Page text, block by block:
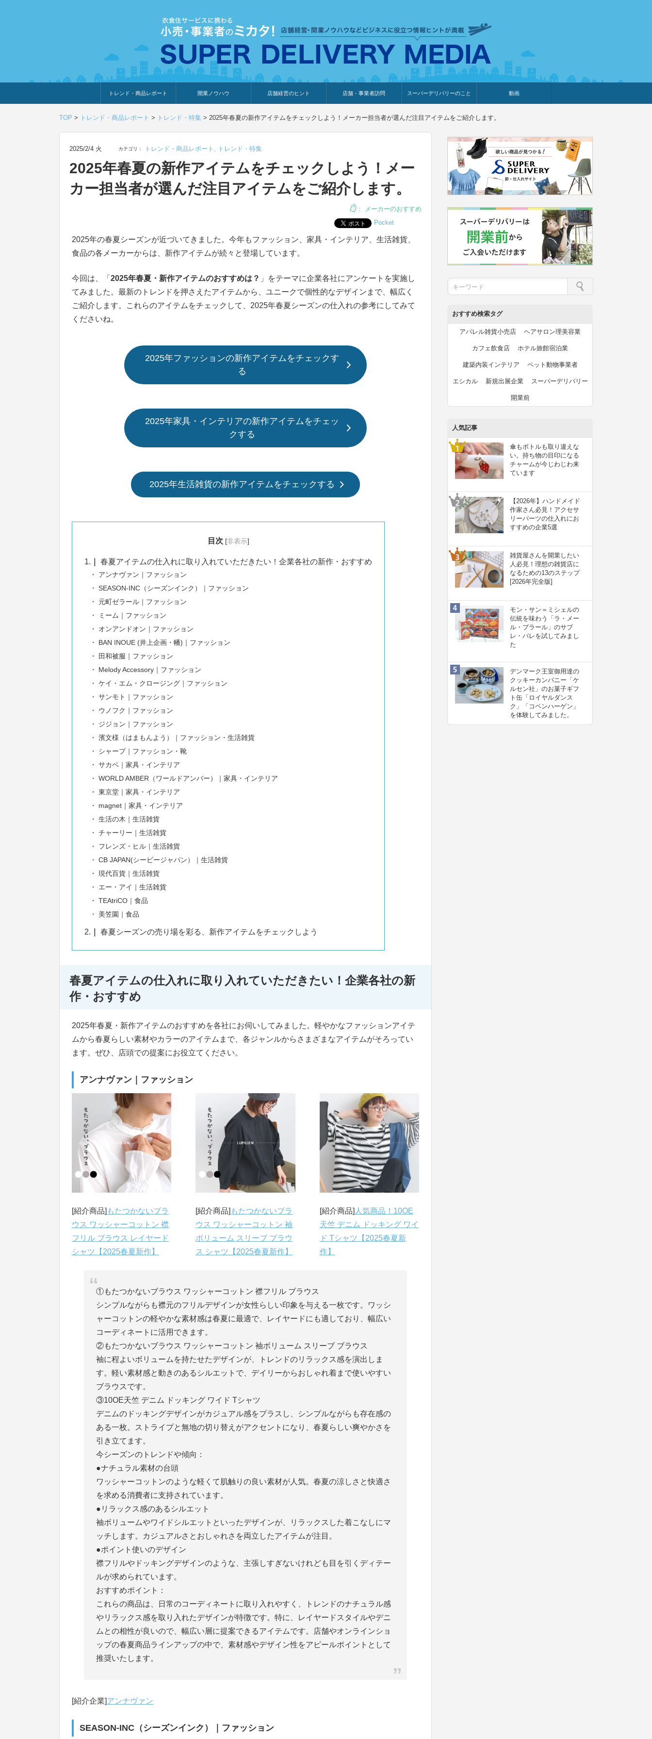
トレンド・商品レポート
トレンド・特集
人気ランキング
出展企業のおすすめ
商品体験・レビュー
暮らしの提案
開業ノウハウ
開業までの道のり
開業知識・情報
店舗経営のヒント
ウェブ集客・販売促進
仕入れ
展示会情報
接客・販売
知識情報
販促カレンダー
集客・販売促進
店舗・事業者訪問
カフェ・飲食店
観光・ホテル旅館宿泊業
スーパーデリバリーのこと
SD export
お知らせ
イベント・プレゼント企画
セミナー・調査レポート
体験型イベント・動画告知
外部メディア掲載
新規出展メーカー
動画
ライブコマース
TOP > トレンド・商品レポート > トレンド・特集 > 2025年春夏の新作アイテムをチェックしよう！メーカー担当者が選んだ注目アイテムをご紹介します。
2025/2/4 火 カテゴリ： トレンド・商品レポート , トレンド・特集
2025年春夏の新作アイテムをチェックしよう！メー
カー担当者が選んだ注目アイテムをご紹介します。
：
メーカーのおすすめ
Pocket
2025年の春夏シーズンが近づいてきました。今年もファッション、家具・インテリア、生活雑貨、
食品の各メーカーからは、新作アイテムが続々と登場しています。
今回は、「 2025年春夏・新作アイテムのおすすめは？ 」をテーマに企業各社にアンケートを実施し
てみました。最新のトレンドを押さえたアイテムから、ユニークで個性的なデザインまで、幅広く
ご紹介します。これらのアイテムをチェックして、2025年春夏シーズンの仕入れの参考にしてみて
くださいね。
2025年ファッションの新作アイテムをチェックす
る
2025年家具・インテリアの新作アイテムをチェッ
クする
2025年生活雑貨の新作アイテムをチェックする
目次 [非表示]
1. 春夏アイテムの仕入れに取り入れていただきたい！企業各社の新作・おすすめ
アンナヴァン｜ファッション
SEASON-INC（シーズンインク）｜ファッション
元町ゼラール｜ファッション
ミーム｜ファッション
オンアンドオン｜ファッション
BAN INOUE (井上企画・幡)｜ファッション
田和被服｜ファッション
Melody Accessory｜ファッション
ケイ・エム・クロージング｜ファッション
サンモト｜ファッション
ウノフク｜ファッション
ジジョン｜ファッション
濱文様（はまもんよう）｜ファッション・生活雑貨
シャープ｜ファッション・靴
サカベ｜家具・インテリア
WORLD AMBER（ワールドアンバー）｜家具・インテリア
東京堂｜家具・インテリア
magnet｜家具・インテリア
生活の木｜生活雑貨
チャーリー｜生活雑貨
フレンズ・ヒル｜生活雑貨
CB JAPAN(シービージャパン）｜生活雑貨
現代百貨｜生活雑貨
エー・アイ｜生活雑貨
TEAtriCO｜食品
美笠園｜食品
2. 春夏シーズンの売り場を彩る、新作アイテムをチェックしよう
春夏アイテムの仕入れに取り入れていただきたい！企業各社の新
作・おすすめ
2025年春夏・新作アイテムのおすすめを各社にお伺いしてみました。軽やかなファッションアイテ
ムから春夏らしい素材やカラーのアイテムまで、各ジャンルからさまざまなアイテムがそろってい
ます。ぜひ、店頭での提案にお役立てください。
アンナヴァン｜ファッション
[紹介商品] もたつかないブラ
ウス ワッシャーコットン 襟
フリル ブラウス レイヤード
シャツ【2025春夏新作】
[紹介商品] もたつかないブラ
ウス ワッシャーコットン 袖
ボリューム スリーブ ブラウ
ス シャツ【2025春夏新作】
[紹介商品] 人気商品！10OE
天竺 デニム ドッキング ワイ
ド Tシャツ【2025春夏新
作】
①もたつかないブラウス ワッシャーコットン 襟フリル ブラウス
シンプルながらも襟元のフリルデザインが女性らしい印象を与える一枚です。ワッシ
ャーコットンの軽やかな素材感は春夏に最適で、レイヤードにも適しており、幅広い
コーディネートに活用できます。
②もたつかないブラウス ワッシャーコットン 袖ボリューム スリーブ ブラウス
袖に程よいボリュームを持たせたデザインが、トレンドのリラックス感を演出しま
す。軽い素材感と動きのあるシルエットで、デイリーからおしゃれ着まで使いやすい
ブラウスです。
③10OE天竺 デニム ドッキング ワイド Tシャツ
デニムのドッキングデザインがカジュアル感をプラスし、シンプルながらも存在感の
ある一枚。ストライプと無地の切り替えがアクセントになり、春夏らしい爽やかさを
引き立てます。
今シーズンのトレンドや傾向：
●ナチュラル素材の台頭
ワッシャーコットンのような軽くて肌触りの良い素材が人気。春夏の涼しさと快適さ
を求める消費者に支持されています。
●リラックス感のあるシルエット
袖ボリュームやワイドシルエットといったデザインが、リラックスした着こなしにマ
ッチします。カジュアルさとおしゃれさを両立したアイテムが注目。
●ポイント使いのデザイン
襟フリルやドッキングデザインのような、主張しすぎないけれども目を引くディテー
ルが求められています。
おすすめポイント：
これらの商品は、日常のコーディネートに取り入れやすく、トレンドのナチュラル感
やリラックス感を取り入れたデザインが特徴です。特に、レイヤードスタイルやデニ
ムとの相性が良いので、幅広い層に提案できるアイテムです。店舗やオンラインショ
ップの春夏商品ラインアップの中で、素材感やデザイン性をアピールポイントとして
推奨いたします。
[紹介企業]アンナヴァン
SEASON-INC（シーズンインク）｜ファッション
おすすめ検索タグ
アパレル雑貨小売店 ヘアサロン理美容業
カフェ飲食店 ホテル旅館宿泊業
建築内装インテリア ペット動物事業者
エシカル 新規出展企業 スーパーデリバリー
開業前
人気記事
傘もボトルも取り違えな
い。持ち物の目印になる
チャームが今じわじわ来
ています
【2026年】ハンドメイド
作家さん必見！アクセサ
リーパーツの仕入れにお
すすめの企業5選
雑貨屋さんを開業したい
人必見！理想の雑貨店に
なるための13のステップ
[2026年完全版]
モン・サン＝ミシェルの
伝統を味わう「ラ・メー
ル・プラール」のサブ
レ・パレを試してみまし
た
デンマーク王室御用達の
クッキーカンパニー「ケ
ルセン社」のお菓子ギフ
ト缶「ロイヤルダンス
ク」「コペンハーゲン」
を体験してみました。